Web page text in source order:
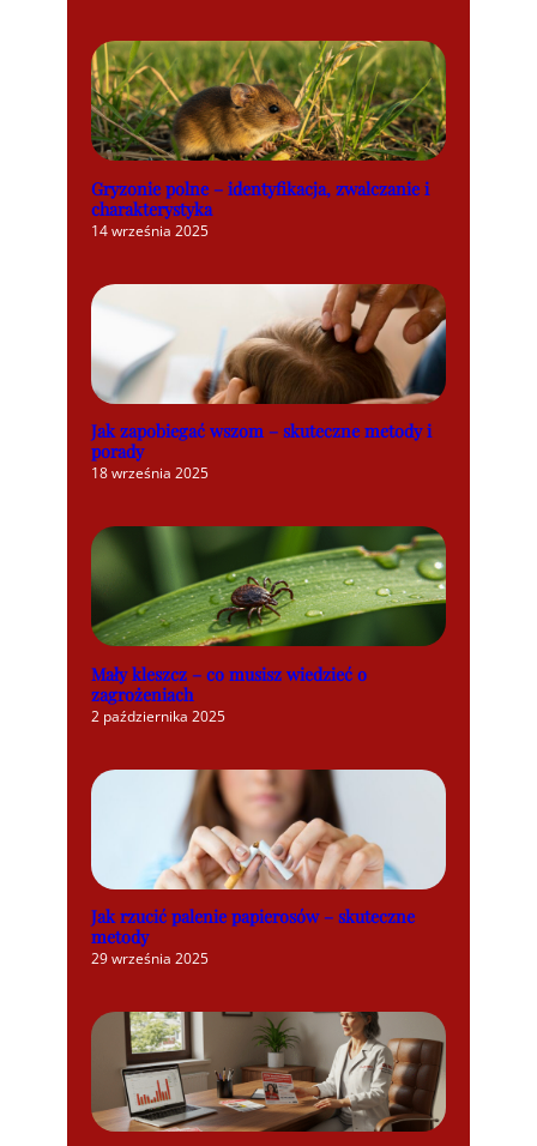
Gryzonie polne – identyfikacja, zwalczanie i
charakterystyka
14 września 2025
Jak zapobiegać wszom – skuteczne metody i
porady
18 września 2025
Mały kleszcz – co musisz wiedzieć o
zagrożeniach
2 października 2025
Jak rzucić palenie papierosów – skuteczne
metody
29 września 2025